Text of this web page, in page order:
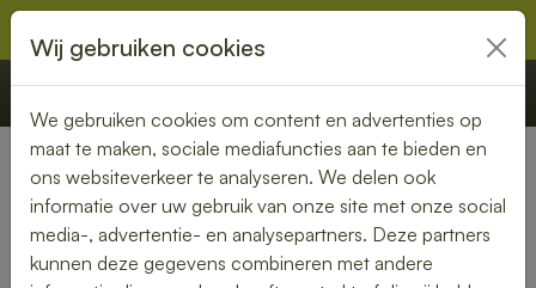
€ 0,00 Offerte Bestellen
Nederland»Noord-Brabant» Dongen
Smaakvolle lunch bezorgen in
Wij gebruiken cookies
We gebruiken cookies om content en advertenties op
maat te maken, sociale mediafuncties aan te bieden en
ons websiteverkeer te analyseren. We delen ook
informatie over uw gebruik van onze site met onze social
media-, advertentie- en analysepartners. Deze partners
kunnen deze gegevens combineren met andere